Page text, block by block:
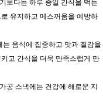
보다는 하루 종일 간식을 먹는
유지하고 메스꺼움을 예방하
음식에 집중하고 맛과 질감을
고 간식을 더욱 만족스럽게 만
공 스낵에는 건강에 해로운 지